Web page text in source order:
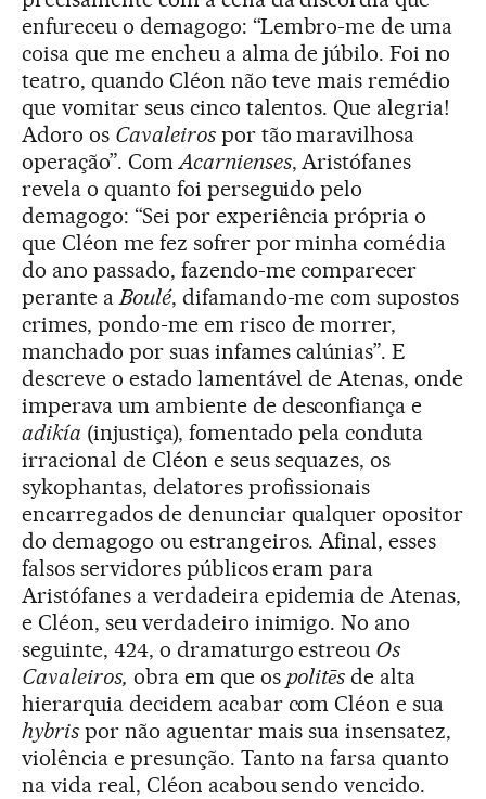
enfureceu o demagogo: “Lembro-me de uma
coisa que me encheu a alma de júbilo. Foi no
teatro, quando Cléon não teve mais remédio
que vomitar seus cinco talentos. Que alegria!
Adoro os Cavaleirospor tão maravilhosa
operação”. ComAcarnienses, Aristófanes
revela o quanto foi perseguido pelo
demagogo: “Sei por experiência própria o
que Cléon me fez sofrer por minha comédia
do ano passado, fazendo-me comparecer
perante aBoulé, difamando-me com supostos
crimes, pondo-me em risco de morrer,
manchado por suas infames calúnias”. E
descreve o estado lamentável de Atenas, onde
imperava um ambiente de desconfiança e
adikía (injustiça), fomentado pela conduta
irracional de Cléon e seus sequazes, os
sykophantas, delatores profissionais
encarregados de denunciar qualquer opositor
do demagogo ou estrangeiros. Afinal, esses
falsos servidores públicos eram para
Aristófanes a verdadeira epidemia de Atenas,
e Cléon, seu verdadeiro inimigo. No ano
seguinte, 424, o dramaturgo estreou Os
Cavaleiros, obra em que os politēs de alta
hierarquia decidem acabar com Cléon e sua
hybrispor não aguentar mais sua insensatez,
violência e presunção. Tanto na farsa quanto
na vida real, Cléon acabou sendo vencido.